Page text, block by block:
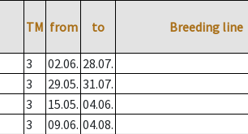
TM from to Breeding line
3 02.06. 28.07.
3 29.05. 31.07.
3 15.05. 04.06.
3 09.06. 04.08.